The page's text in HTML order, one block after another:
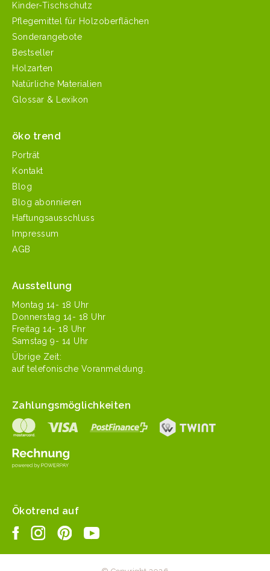
Kinder-Tischschutz
Pflegemittel für Holzoberflächen
Sonderangebote
Bestseller
Holzarten
Natürliche Materialien
Glossar & Lexikon
öko trend
Porträt
Kontakt
Blog
Blog abonnieren
Haftungsausschluss
Impressum
AGB
Ausstellung
Mon­tag 14- 18 Uhr
Don­ner­stag 14- 18 Uhr
Fre­itag 14- 18 Uhr
Sam­stag 9- 14 Uhr
Übrige Zeit:
auf tele­fonis­che Voranmeldung.
Zahlungsmöglichkeiten
Ökotrend auf